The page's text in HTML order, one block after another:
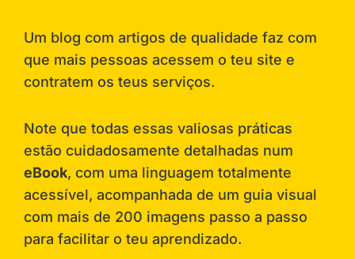
Um blog com artigos de qualidade faz com
que mais pessoas acessem o teu site e
contratem os teus serviços.
Note que todas essas valiosas práticas
estão cuidadosamente detalhadas num
eBook, com uma linguagem totalmente
acessível, acompanhada de um guia visual
com mais de 200 imagens passo a passo
para facilitar o teu aprendizado.